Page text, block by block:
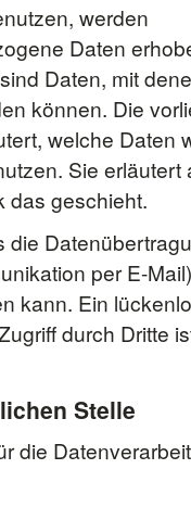
werden
Daten
Daten, mit
können. Die
welche Daten
Sie erläutert
das geschieht.
die
per E-Mail)
kann. Ein
durch Dritte
Stelle
die